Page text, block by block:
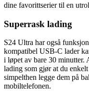
dine favorittserier til en
Superrask lading
S24 Ultra har også
kompatibel USB-C lader
i løpet av bare 30 minutter.
lading som gjør at du
simpelthen legge dem på
mobiltelefonen.